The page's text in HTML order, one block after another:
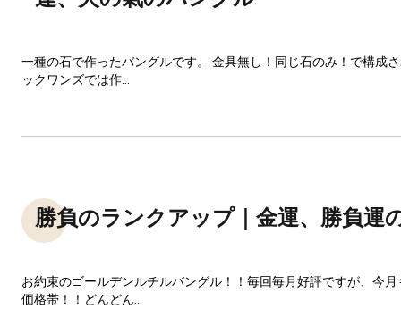
一種の石で作ったバングルです。 金具無し！同じ石のみ！で構成
ックワンズでは作...
勝負のランクアップ｜金運、勝負運
お約束のゴールデンルチルバングル！！毎回毎月好評ですが、今
価格帯！！どんどん...